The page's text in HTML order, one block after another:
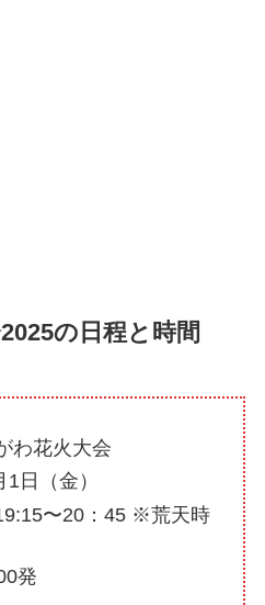
の日程と時間
わ花火大会
日（金）
〜20：45 ※荒天時
発